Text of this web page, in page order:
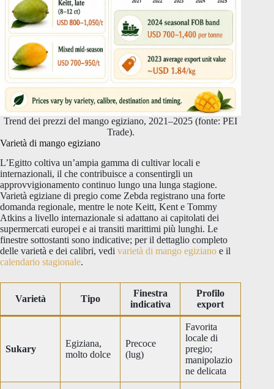
Trend dei prezzi del mango egiziano, 2021–2025 (fonte: PEI
Trade).
Varietà di mango egiziano
L’Egitto coltiva un’ampia gamma di cultivar locali e
internazionali, il che contribuisce a consentirgli un
approvvigionamento continuo lungo una lunga stagione.
Varietà egiziane di pregio come Zebda registrano una forte
domanda regionale, mentre le note Keitt, Kent e Tommy
Atkins a livello internazionale si adattano ai capitolati dei
supermercati europei e ai transiti marittimi più lunghi. Le
finestre sottostanti sono indicative; per il dettaglio completo
delle varietà e dei calibri, vedi varietà di mango egiziano e il
calendario stagionale.
Varietà Tipo
Finestra
indicativa
Profilo
export
Sukary
Egiziana,
molto dolce
Precoce
(lug)
Favorita
locale di
pregio;
manipolazio
ne delicata